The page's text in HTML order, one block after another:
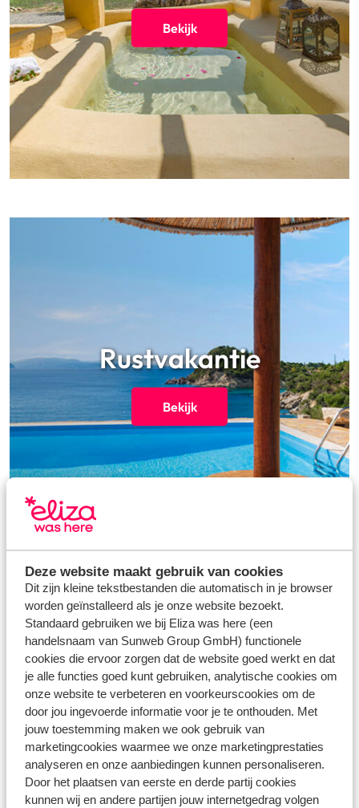
Deze website maakt gebruik van cookies
Dit zijn kleine tekstbestanden die automatisch in je browser
worden geïnstalleerd als je onze website bezoekt.
Standaard gebruiken we bij Eliza was here (een
handelsnaam van Sunweb Group GmbH) functionele
cookies die ervoor zorgen dat de website goed werkt en dat
je alle functies goed kunt gebruiken, analytische cookies om
onze website te verbeteren en voorkeurscookies om de
door jou ingevoerde informatie voor je te onthouden. Met
jouw toestemming maken we ook gebruik van
marketingcookies waarmee we onze marketingprestaties
analyseren en onze aanbiedingen kunnen personaliseren.
Door het plaatsen van eerste en derde partij cookies
kunnen wij en andere partijen jouw internetgedrag volgen
Bekijk
Rustvakantie
Bekijk
Nederlandse
eigenaren
Bekijk